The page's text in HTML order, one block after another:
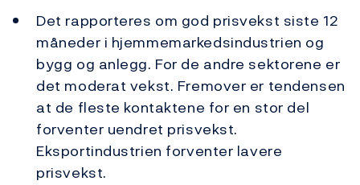
Det rapporteres om god prisvekst siste 12
måneder i hjemmemarkedsindustrien og
bygg og anlegg. For de andre sektorene er
det moderat vekst. Fremover er tendensen
at de fleste kontaktene for en stor del
forventer uendret prisvekst.
Eksportindustrien forventer lavere
prisvekst.